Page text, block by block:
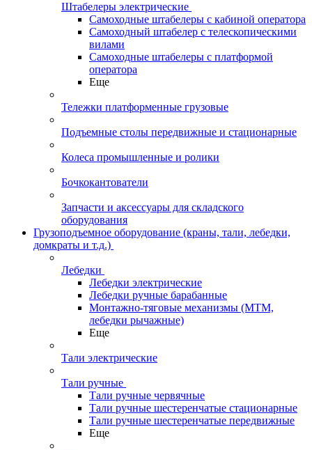
Штабелеры электрические
Самоходные штабелеры с кабиной оператора
Самоходный штабелер с телескопическими
вилами
Самоходные штабелеры с платформой
оператора
Еще
Тележки платформенные грузовые
Подъемные столы передвижные и стационарные
Колеса промышленные и ролики
Бочкокантователи
Запчасти и аксессуары для складского
оборудования
Грузоподъемное оборудование (краны, тали, лебедки,
домкраты и т.д.)
Лебедки
Лебедки электрические
Лебедки ручные барабанные
Монтажно-тяговые механизмы (МТМ,
лебедки рычажные)
Еще
Тали электрические
Тали ручные
Тали ручные червячные
Тали ручные шестеренчатые стационарные
Тали ручные шестеренчатые передвижные
Еще